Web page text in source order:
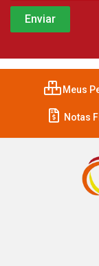
Meus
Notas